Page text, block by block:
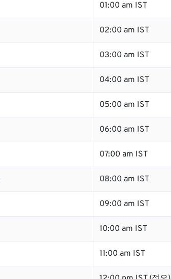
01:00 am IST
02:00 am IST
03:00 am IST
04:00 am IST
05:00 am IST
06:00 am IST
07:00 am IST
08:00 am IST
09:00 am IST
10:00 am IST
11:00 am IST